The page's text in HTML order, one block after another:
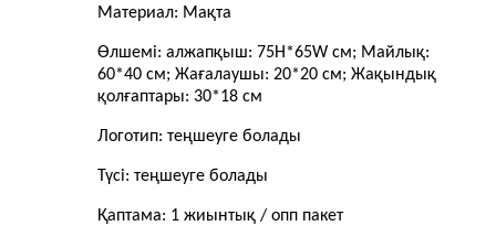
Материал: Мақта
Өлшемі: алжапқыш: 75H*65W см; Майлық:
60*40 см; Жағалаушы: 20*20 см; Жақындық
қолғаптары: 30*18 см
Логотип: теңшеуге болады
Түсі: теңшеуге болады
Қаптама: 1 жиынтық / опп пакет